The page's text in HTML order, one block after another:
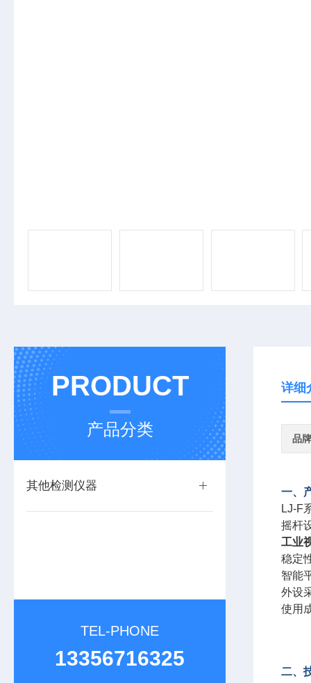
PRODUCT
产品分类
其他检测仪器
TEL-PHONE
13356716325
详细
品牌
一、
LJ-F
摇杆
工业
稳定
智能
外设
使用
二、